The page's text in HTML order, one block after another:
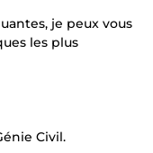
je peux vous
les plus
Civil.